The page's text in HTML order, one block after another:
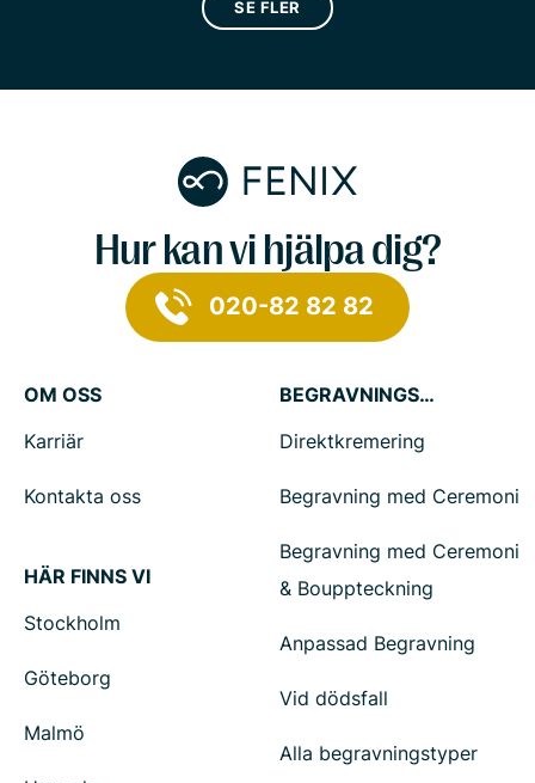
SE FLER
Hur kan vi hjälpa dig?
020-82 82 82
OM OSS
Karriär
Kontakta oss
HÄR FINNS VI
Stockholm
Göteborg
Malmö
BEGRAVNINGSTJÄNSTER
Direktkremering
Begravning med Ceremoni
Begravning med Ceremoni
& Bouppteckning
Anpassad Begravning
Vid dödsfall
Alla begravningstyper